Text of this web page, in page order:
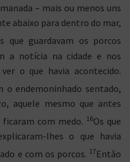
– mais ou menos uns
abaixo para dentro do mar,
que guardavam os porcos
a notícia na cidade e nos
o que havia acontecido.
o endemoninhado sentado,
aquele mesmo que antes
ficaram com medo. 16Os que
lhes o que havia
e com os porcos. 17 Então